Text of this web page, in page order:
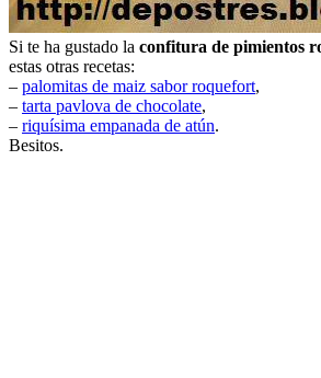
Si te ha gustado la confitura de pimientos
estas otras recetas:
– palomitas de maiz sabor roquefort,
– tarta pavlova de chocolate,
– riquísima empanada de atún.
Besitos.